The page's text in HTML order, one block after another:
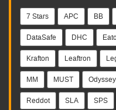
7 Stars APC BB
DataSafe DHC
Krafton Leaftron
MM MUST Odyssey
Reddot SLA SPS